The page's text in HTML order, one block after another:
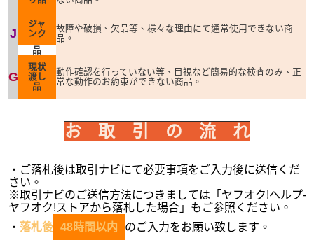
J
ジャ
ンク
品
故障や破損、欠品等、様々な理由にて通常使用できない商
品。
G
現状
渡し
品
動作確認を行っていない等、目視など簡易的な検査のみ、正
常な動作のお約束ができない商品。
お 取 引 の 流 れ
・ご落札後は取引ナビにて必要事項をご入力後に送信くだ
さい。
※取引ナビのご送信方法につきましては「ヤフオク!ヘルプ-
ヤフオク!ストアから落札した場合」もご参照ください。
・ 落札後 48時間以内
のご入力をお願い致します。